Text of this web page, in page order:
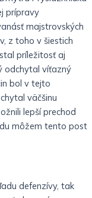
prípravy
majstrovských
z toho v šiestich
príležitosť aj
odchytal víťazný
bol v tejto
väčšinu
lepší prechod
môžem tento post
defenzívy, tak